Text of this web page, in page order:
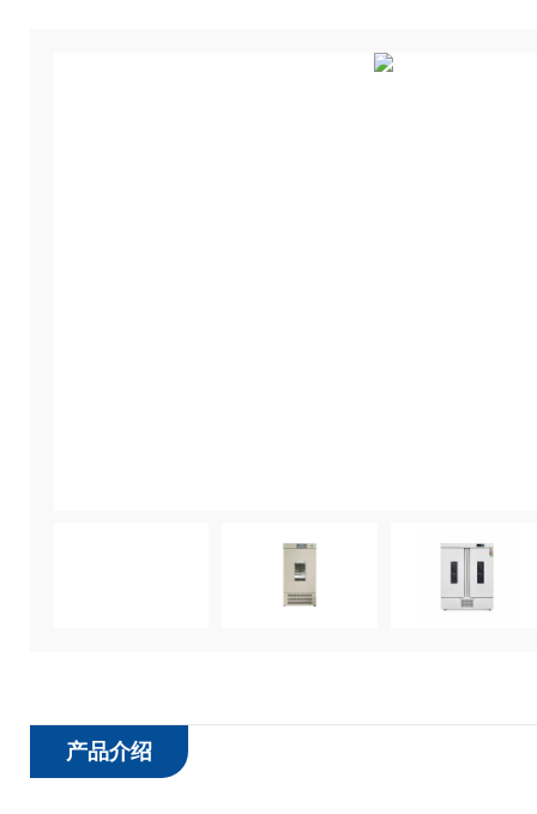
产品介绍